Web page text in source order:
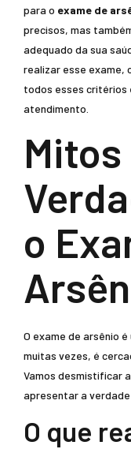
para o exame de
precisos, mas
adequado da sua
realizar esse exame,
todos esses critérios
atendimento.
Mitos
o
O exame de arsênio
muitas vezes, é
Vamos desmistificar
apresentar a
O que